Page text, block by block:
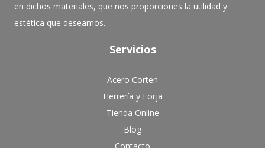
en dichos materiales, que nos proporciones la utilidad y
estética que deseamos.
Servicios
Acero Corten
Herrería y Forja
Tienda Online
Blog